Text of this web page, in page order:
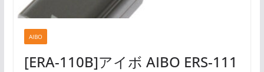
AIBO
[ERA-110B]アイボ AIBO ERS-111